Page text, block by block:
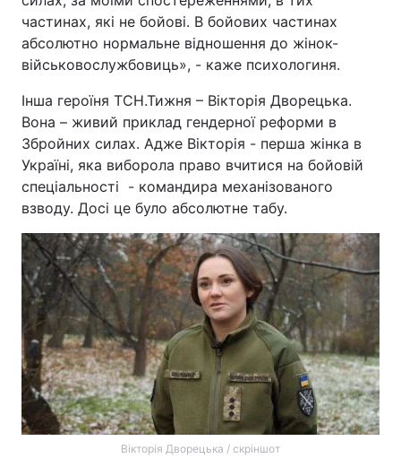
частинах, які не бойові. В бойових частинах
абсолютно нормальне відношення до жінок-
військовослужбовиць», - каже психологиня.
Інша героїня ТСН.Тижня – Вікторія Дворецька.
Вона – живий приклад гендерної реформи в
Збройних силах. Адже Вікторія - перша жінка в
Україні, яка виборола право вчитися на бойовій
спеціальності - командира механізованого
взводу. Досі це було абсолютне табу.
Вікторія Дворецька / скріншот